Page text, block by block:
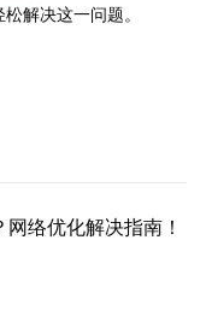
解决这一问题。
络优化解决指南！